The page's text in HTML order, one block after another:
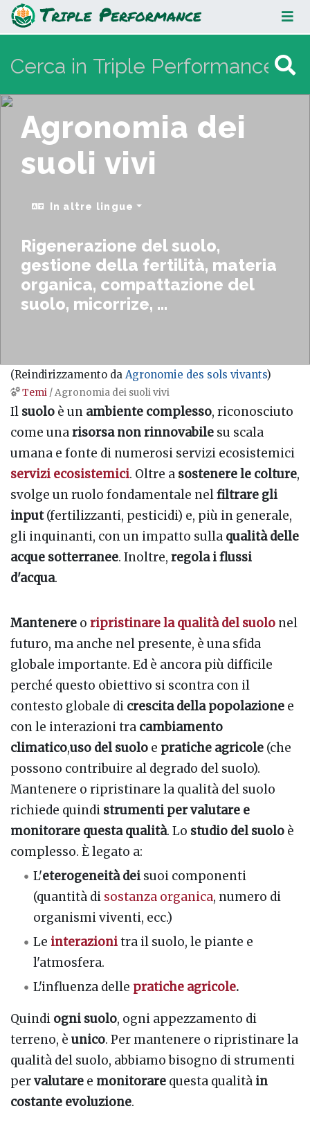
Agronomia dei suoli vivi
Agronomia dei
suoli vivi
In altre lingue
Rigenerazione del suolo,
gestione della fertilità, materia
organica, compattazione del
suolo, micorrize, ...
(Reindirizzamento da Agronomie des sols vivants)
Vai a:navigazione,ricerca
Temi / Agronomia dei suoli vivi
Il suolo è un ambiente complesso, riconosciuto
come unarisorsa non rinnovabile su scala
umana e fonte di numerosi servizi ecosistemici
servizi ecosistemici. Oltre a sostenere le colture,
svolge un ruolo fondamentale nelfiltrare gli
input(fertilizzanti, pesticidi) e, più in generale,
gli inquinanti, con un impatto sulla qualità delle
acque sotterranee. Inoltre, regola i flussi
d'acqua.
Mantenere o ripristinare la qualità del suolo nel
futuro, ma anche nel presente, è una sfida
globale importante. Ed è ancora più difficile
perché questo obiettivo si scontra con il
contesto globale di crescita della popolazione e
con le interazioni tra cambiamento
climatico,uso del suolo e pratiche agricole (che
possono contribuire al degrado del suolo).
Mantenere o ripristinare la qualità del suolo
richiede quindi strumenti per valutare e
monitorare questa qualità. Lo studio del suolo è
complesso. È legato a:
L'eterogeneità dei suoi componenti
(quantità di sostanza organica, numero di
organismi viventi, ecc.)
Le interazionitra il suolo, le piante e
l'atmosfera.
L'influenza delle pratiche agricole.
Quindi ogni suolo, ogni appezzamento di
terreno, è unico. Per mantenere o ripristinare la
qualità del suolo, abbiamo bisogno di strumenti
pervalutare e monitorare questa qualità in
costante evoluzione.